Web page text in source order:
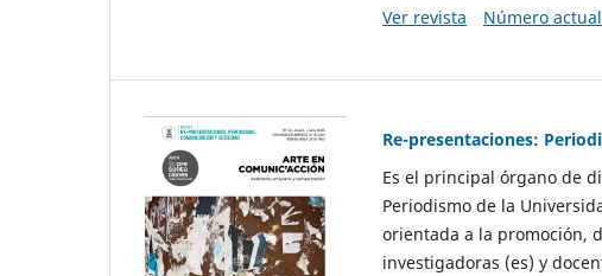
Ver revista
Número actual
Re-presentaciones:
Es el principal órgano de
Periodismo de la
orientada a la promoción,
investigadoras (es) y